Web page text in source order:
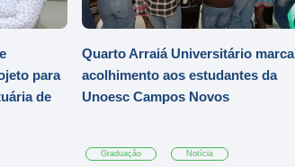
para
de
Quarto Arraiá Universitário marca
acolhimento aos estudantes da
Unoesc Campos Novos
Graduação Notícia